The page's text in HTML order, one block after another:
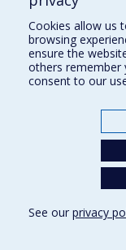
paysage
École d'architecture
École de design
Cookies allow us
browsing
ensure the
others remember
consent to our
See our privacy